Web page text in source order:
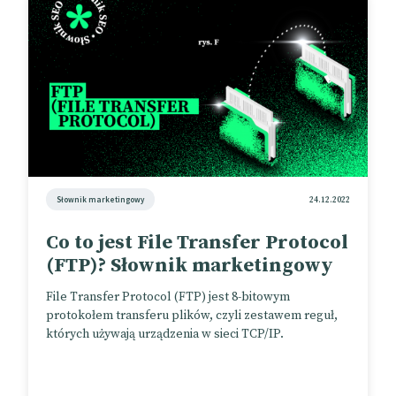
Słownik marketingowy 24.12.2022
Co to jest File Transfer Protocol
(FTP)? Słownik marketingowy
File Transfer Protocol (FTP) jest 8-bitowym
protokołem transferu plików, czyli zestawem reguł,
których używają urządzenia w sieci TCP/IP.